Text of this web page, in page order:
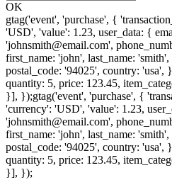
OK
gtag('event', 'purchase', {
'USD', 'value': 1.23, user_data: {
'johnsmith@email.com',
first_name: 'john', last_name:
postal_code: '94025', country:
quantity: 5, price: 123.45,
}], });gtag('event', 'purchase', {
'currency': 'USD', 'value': 1.23,
'johnsmith@email.com',
first_name: 'john', last_name:
postal_code: '94025', country:
quantity: 5, price: 123.45,
}], });